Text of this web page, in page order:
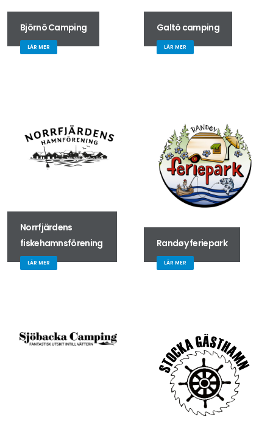
Björnö Camping
LÄR MER
Galtö camping
LÄR MER
Norrfjärdens
fiskehamnsförening
LÄR MER
Randøy feriepark
LÄR MER